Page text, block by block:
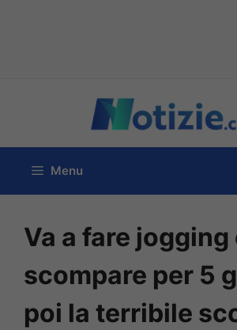
contenuto
Menu
Va a fare jogging
scompare per 5
poi la terribile